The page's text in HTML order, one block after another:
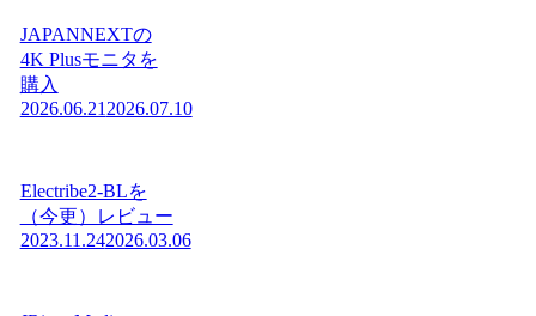
JAPANNEXTの
4K Plusモニタを
購入
2026.06.21 2026.07.10
Electribe2-BLを
（今更）レビュー
2023.11.242026.03.06